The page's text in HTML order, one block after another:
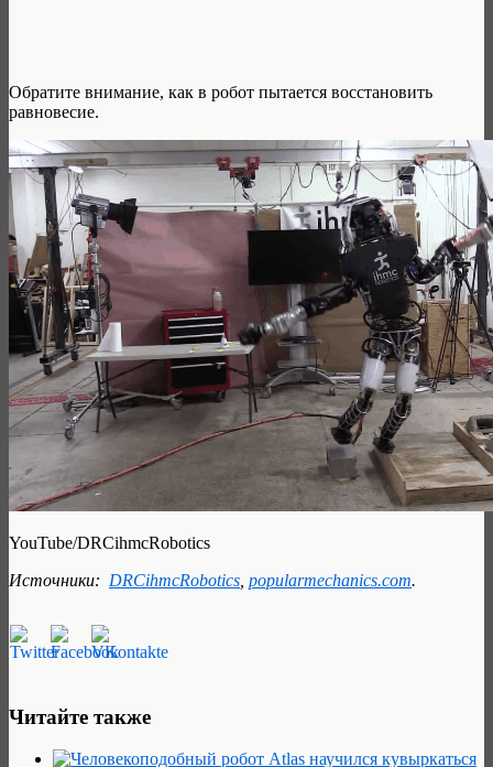
Обратите внимание, как в робот пытается восстановить
равновесие.
YouTube/DRCihmcRobotics
Источники: DRCihmcRobotics popularmechanics.com.
Читайте также